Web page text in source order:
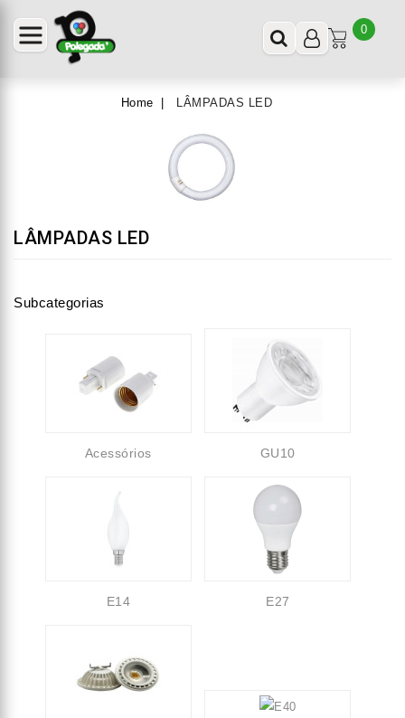
0
Home LÂMPADAS LED
LÂMPADAS LED
Subcategorias
Acessórios GU10
E14 E27